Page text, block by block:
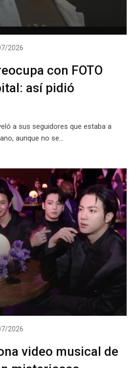
2026
con FOTO
así pidió
a sus seguidores que estaba a
aunque no se…
2026
video musical de